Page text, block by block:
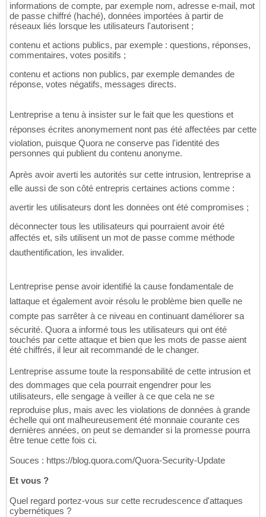
informations de compte, par exemple nom, adresse e-mail, mot
de passe chiffré (haché), données importées à partir de
réseaux liés lorsque les utilisateurs l'autorisent ;
contenu et actions publics, par exemple : questions, réponses,
commentaires, votes positifs ;
contenu et actions non publics, par exemple demandes de
réponse, votes négatifs, messages directs.
Lentreprise a tenu à insister sur le fait que les questions et
réponses écrites anonymement nont pas été affectées par cette
violation, puisque Quora ne conserve pas l'identité des
personnes qui publient du contenu anonyme.
Après avoir averti les autorités sur cette intrusion, lentreprise a
elle aussi de son côté entrepris certaines actions comme :
avertir les utilisateurs dont les données ont été compromises ;
déconnecter tous les utilisateurs qui pourraient avoir été
affectés et, sils utilisent un mot de passe comme méthode
dauthentification, les invalider.
Lentreprise pense avoir identifié la cause fondamentale de
lattaque et également avoir résolu le problème bien quelle ne
compte pas sarrêter à ce niveau en continuant daméliorer sa
sécurité. Quora a informé tous les utilisateurs qui ont été
touchés par cette attaque et bien que les mots de passe aient
été chiffrés, il leur ait recommandé de le changer.
Lentreprise assume toute la responsabilité de cette intrusion et
des dommages que cela pourrait engendrer pour les
utilisateurs, elle sengage à veiller à ce que cela ne se
reproduise plus, mais avec les violations de données à grande
échelle qui ont malheureusement été monnaie courante ces
dernières années, on peut se demander si la promesse pourra
être tenue cette fois ci.
Souces : https://blog.quora.com/Quora-Security-Update
Et vous ?
Quel regard portez-vous sur cette recrudescence d'attaques
cybernétiques ?